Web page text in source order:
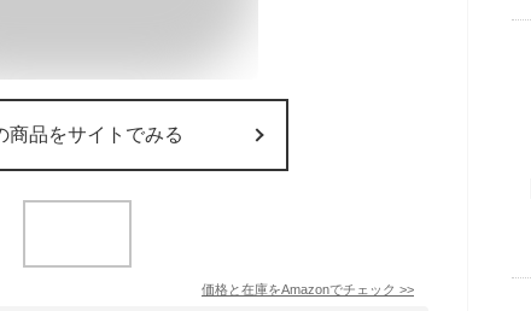
商品をサイトでみる
価格と在庫をAmazonでチェック >>